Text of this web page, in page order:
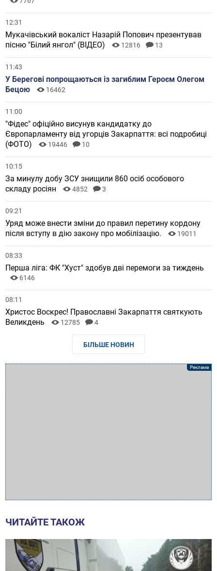
12:31
Мукачівський вокаліст Назарій Попович презентував
пісню "Білий янгол" (ВІДЕО)
12816 13
11:43
У Берегові попрощаються із загиблим Героєм Олегом
Бецою
16462
11:00
"Фідес" офіційно висунув кандидатку до
Європарламенту від угорців Закарпаття: всі подробиці
(ФОТО)
19446 10
10:15
За минулу добу ЗСУ знищили 860 осіб особового
складу росіян
4852 3
09:21
Уряд може внести зміни до правил перетину кордону
після вступу в дію закону про мобілізацію.
19011
08:33
Перша ліга: ФК "Хуст" здобув дві перемоги за тиждень
6146
08:11
Христос Воскрес! Православні Закарпаття святкують
Великдень
12785 4
БІЛЬШЕ НОВИН
ЧИТАЙТЕ ТАКОЖ